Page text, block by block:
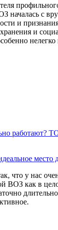
началась с
и
и
работают?
место
что у нас
ВОЗ как в